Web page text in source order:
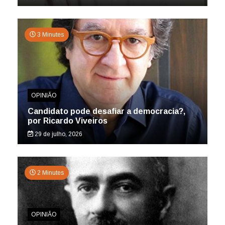
3 Minutes
OPINIÃO
Candidato pode desafiar a democracia?,
por Ricardo Viveiros
29 de julho, 2026
2 Minutes
OPINIÃO